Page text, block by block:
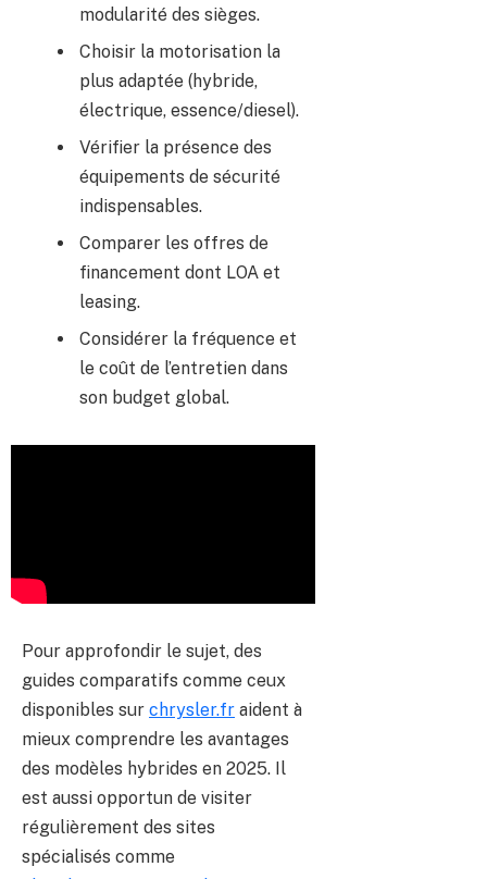
modularité des sièges.
Choisir la motorisation la
plus adaptée (hybride,
électrique, essence/diesel).
Vérifier la présence des
équipements de sécurité
indispensables.
Comparer les offres de
financement dont LOA et
leasing.
Considérer la fréquence et
le coût de l’entretien dans
son budget global.
Pour approfondir le sujet, des
guides comparatifs comme ceux
disponibles sur chrysler.fr aident à
mieux comprendre les avantages
des modèles hybrides en 2025. Il
est aussi opportun de visiter
régulièrement des sites
spécialisés comme